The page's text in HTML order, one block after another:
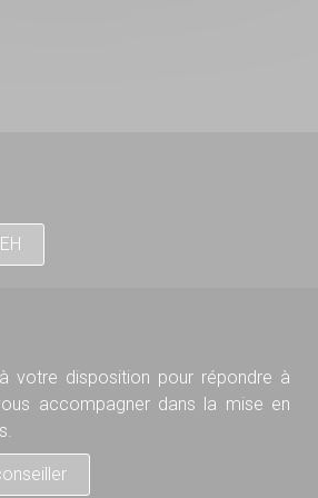
votre disposition pour répondre à
accompagner dans la mise en